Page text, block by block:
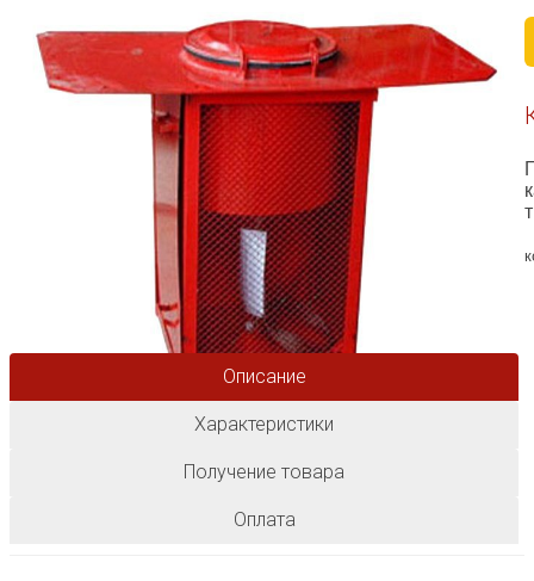
Описание
Характеристики
Получение товара
Оплата